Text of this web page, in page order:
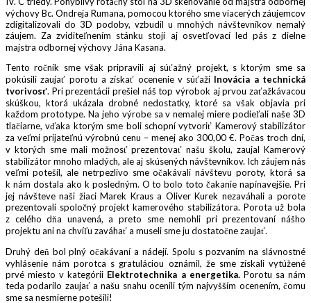
výchovy Bc. Ondreja Rumana, pomocou ktorého sme viacerých záujemcov
zdigitalizovali do 3D podoby, vzbudil u mnohých návštevníkov nemalý
záujem. Za zviditeľnením stánku stojí aj osvetľovací led pás z dielne
majstra odbornej výchovy Jána Kasana.
Tento ročník sme však pripravili aj súťažný projekt, s ktorým sme sa
pokúsili zaujať porotu a získať ocenenie v súťaži Inovácia a technická
tvorivosť. Pri prezentácii prešiel náš top výrobok aj prvou zaťažkávacou
skúškou, ktorá ukázala drobné nedostatky, ktoré sa však objavia pri
každom prototype. Na jeho výrobe sa v nemalej miere podieľali naše 3D
tlačiarne, vďaka ktorým sme boli schopní vytvoriť Kamerový stabilizátor
za veľmi prijateľnú výrobnú cenu – menej ako 300,00 €. Počas troch dní,
v ktorých sme mali možnosť prezentovať našu školu, zaujal Kamerový
stabilizátor mnoho mladých, ale aj skúsených návštevníkov. Ich záujem nás
veľmi potešil, ale netrpezlivo sme očakávali návštevu poroty, ktorá sa
k nám dostala ako k posledným. O to bolo toto čakanie napínavejšie. Pri
jej návšteve naši žiaci Marek Kraus a Oliver Kurek nezaváhali a porote
prezentovali spoločný projekt kamerového stabilizátora. Porota už bola
z celého dňa unavená, a preto sme nemohli pri prezentovaní nášho
projektu ani na chvíľu zaváhať a museli sme ju dostatočne zaujať.
Druhý deň bol plný očakávaní a nádejí. Spolu s pozvaním na slávnostné
vyhlásenie nám porotca s gratuláciou oznámil, že sme získali vytúžené
prvé miesto v kategórii Elektrotechnika a energetika. Porotu sa nám
teda podarilo zaujať a našu snahu ocenili tým najvyšším ocenením, čomu
sme sa nesmierne potešili!